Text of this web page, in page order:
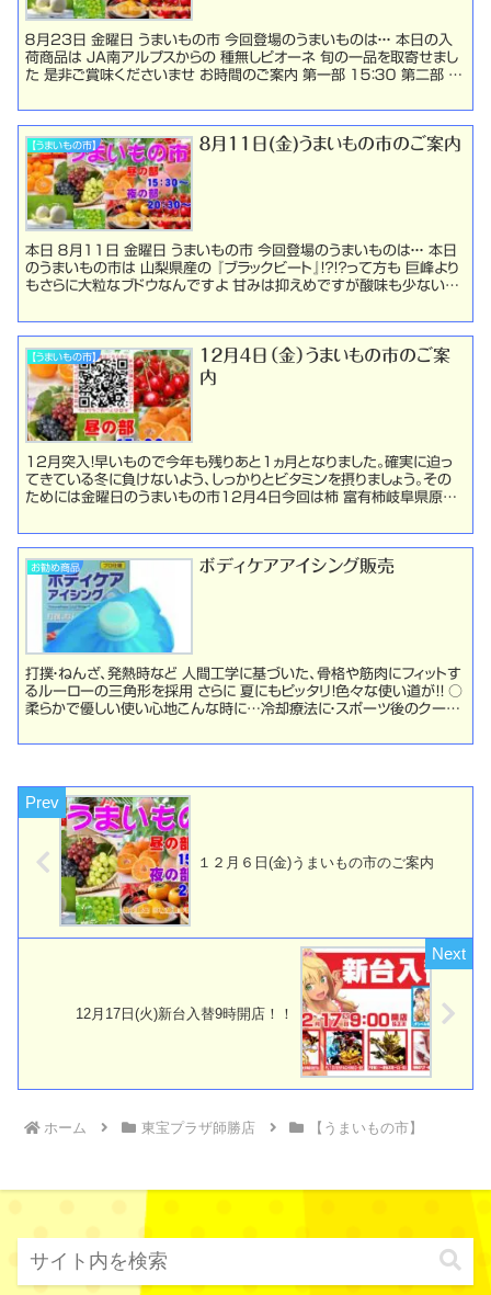
８月23日 金曜日 うまいもの市 今回登場のうまいものは・・・ 本日の入
荷商品は JA南アルプスからの 種無しピオーネ 旬の一品を取寄せまし
た 是非ご賞味くださいませ お時間のご案内 第一部 １５：３０ 第二部 ２
【うまいもの市】 ８月１１日(金)うまいもの市のご案内
本日 ８月１１日 金曜日 うまいもの市 今回登場のうまいものは・・・ 本日
のうまいもの市は 山梨県産の 『ブラックビート』！？！？って方も 巨峰より
もさらに大粒なブドウなんですよ 甘みは抑えめですが酸味も少ないの
【うまいもの市】
１２月４日（金）うまいもの市のご案
内
12月突入！早いもので今年も残りあと1ヵ月となりました。確実に迫っ
てきている冬に負けないよう、しっかりとビタミンを摂りましょう。その
ためには金曜日のうまいもの市12月4日今回は柿 富有柿岐阜県原産、
お勧め商品 ボディケアアイシング販売
打撲・ねんざ、発熱時など 人間工学に基づいた、骨格や筋肉にフィットす
るルーローの三角形を採用 さらに 夏にもピッタリ！色々な使い道が！！ ○
柔らかで優しい使い心地こんな時に…冷却療法に・スポーツ後のクール
１２月６日(金)うまいもの市のご案内
12月17日(火)新台入替9時開店！！
ホーム 東宝プラザ師勝店 【うまいもの市】